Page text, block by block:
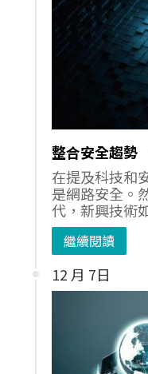
整合安全趨勢
在提及科技和
是網路安全。
代，新興技術
繼續閱讀
12 月 7日